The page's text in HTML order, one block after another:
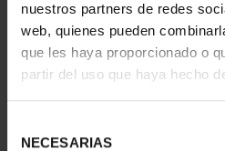
nuestros partners de redes
web, quienes pueden
que les haya proporcionado o
partir del uso que haya hecho
NECESARIAS